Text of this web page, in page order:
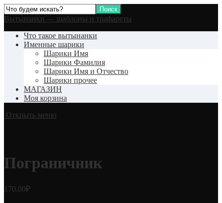
Вытынанки — шаблоны и трафареты
Что такое вытынанки
Именные шарики
Шарики Имя
Шарики Фамилия
Шарики Имя и Отчество
Шарики прочее
МАГАЗИН
Моя корзина
Открыть меню
Пограничник
170.00₽